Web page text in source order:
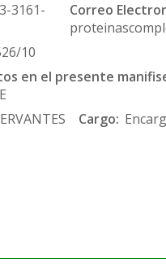
3161-
Correo
10
en el presente
Cargo: